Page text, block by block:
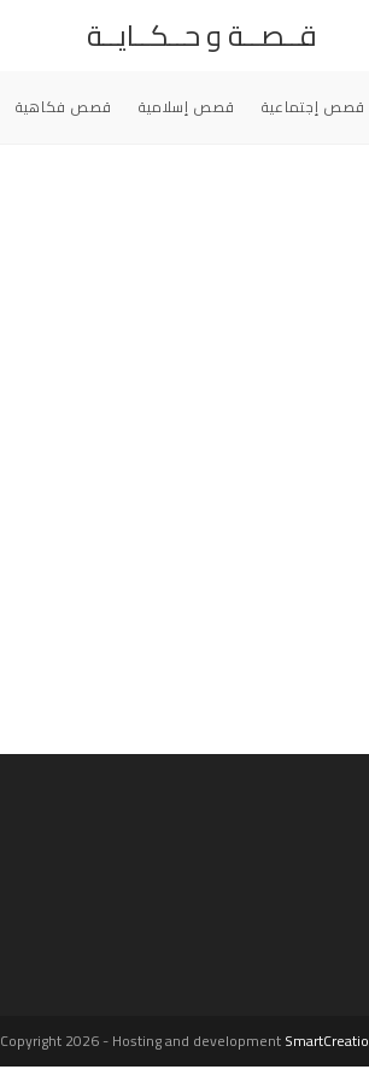
قــصــة و حــكــايــة
قصص إجتماعية قصص إسلامية قصص فكاهية
Copyright 2026 - Hosting and development